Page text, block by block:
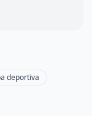
deportiva